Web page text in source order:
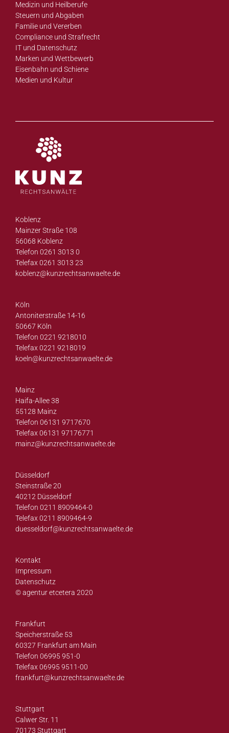
Medizin und Heilberufe
Steuern und Abgaben
Familie und Vererben
Compliance und Strafrecht
IT und Datenschutz
Marken und Wettbewerb
Eisenbahn und Schiene
Medien und Kultur
Koblenz
Mainzer Straße 108
56068 Koblenz
Telefon 0261 3013 0
Telefax 0261 3013 23
koblenz@kunzrechtsanwaelte.de
Köln
Antoniterstraße 14-16
50667 Köln
Telefon 0221 9218010
Telefax 0221 9218019
koeln@kunzrechtsanwaelte.de
Mainz
Haifa-Allee 38
55128 Mainz
Telefon 06131 9717670
Telefax 06131 97176771
mainz@kunzrechtsanwaelte.de
Düsseldorf
Steinstraße 20
40212 Düsseldorf
Telefon 0211 8909464-0
Telefax 0211 8909464-9
duesseldorf@kunzrechtsanwaelte.de
Kontakt
Impressum
Datenschutz
© agentur etcetera 2020
Frankfurt
Speicherstraße 53
60327 Frankfurt am Main
Telefon 06995 951-0
Telefax 06995 9511-00
frankfurt@kunzrechtsanwaelte.de
Stuttgart
Calwer Str. 11
70173 Stuttgart